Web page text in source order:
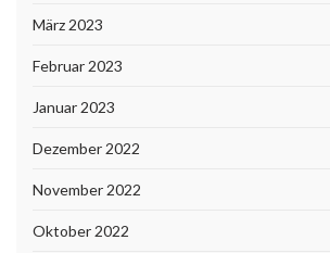
März 2023
Februar 2023
Januar 2023
Dezember 2022
November 2022
Oktober 2022